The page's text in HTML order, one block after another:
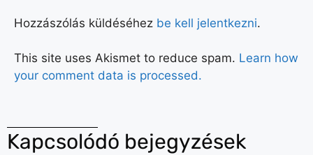
Hozzászólás küldéséhez be kell jelentkezni.
This site uses Akismet to reduce spam. Learn how
your comment data is processed.
Kapcsolódó bejegyzések